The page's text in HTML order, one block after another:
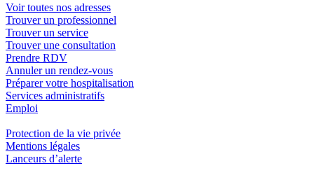
Voir toutes nos adresses
Trouver un professionnel
Trouver un service
Trouver une consultation
Prendre RDV
Annuler un rendez-vous
Préparer votre hospitalisation
Services administratifs
Emploi​
Protection de la vie privée
Mentions légales
Lanceurs d’alerte